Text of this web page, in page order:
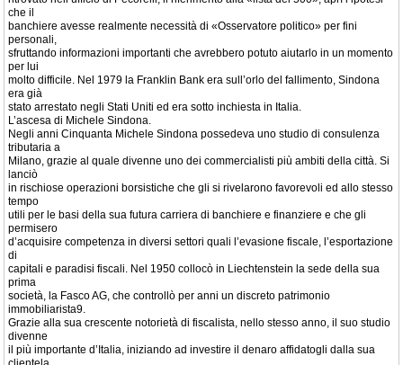
che il
banchiere avesse realmente necessità di «Osservatore politico» per fini
personali,
sfruttando informazioni importanti che avrebbero potuto aiutarlo in un momento
per lui
molto difficile. Nel 1979 la Franklin Bank era sull’orlo del fallimento, Sindona
era già
stato arrestato negli Stati Uniti ed era sotto inchiesta in Italia.
L’ascesa di Michele Sindona.
Negli anni Cinquanta Michele Sindona possedeva uno studio di consulenza
tributaria a
Milano, grazie al quale divenne uno dei commercialisti più ambiti della città. Si
lanciò
in rischiose operazioni borsistiche che gli si rivelarono favorevoli ed allo stesso
tempo
utili per le basi della sua futura carriera di banchiere e finanziere e che gli
permisero
d’acquisire competenza in diversi settori quali l’evasione fiscale, l’esportazione
di
capitali e paradisi fiscali. Nel 1950 collocò in Liechtenstein la sede della sua
prima
società, la Fasco AG, che controllò per anni un discreto patrimonio
immobiliarista9.
Grazie alla sua crescente notorietà di fiscalista, nello stesso anno, il suo studio
divenne
il più importante d’Italia, iniziando ad investire il denaro affidatogli dalla sua